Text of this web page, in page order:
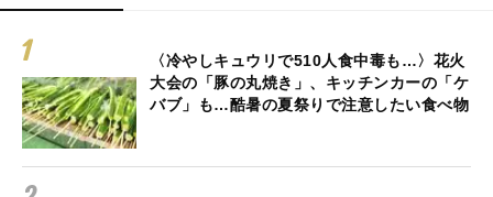
〈冷やしキュウリで510人食中毒も…〉花火
大会の「豚の丸焼き」、キッチンカーの「ケ
バブ」も…酷暑の夏祭りで注意したい食べ物